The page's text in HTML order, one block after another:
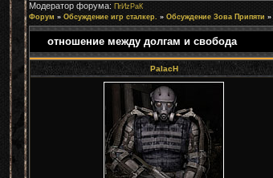
Модератор форума: ПrИzРaК
Форум » Обсуждение игр сталкер. » Обсуждение Зова Припяти »
отношение между долгам и свобода
PalacH